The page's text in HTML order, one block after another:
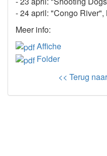
- 24 april: "Congo
Meer info:
Affiche
Folder
<< Terug